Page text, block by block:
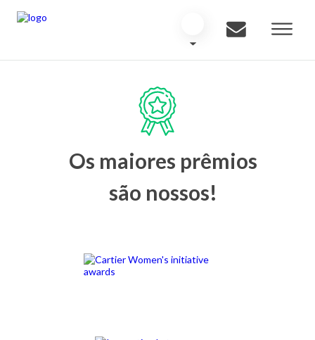
Os maiores prêmios
são nossos!